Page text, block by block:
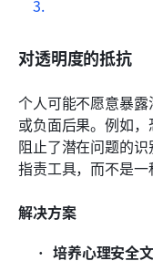
对透明度的抵抗
个人可能不愿意暴
或负面后果。例如，
阻止了潜在问题的
指责工具，而不是一
解决方案
培养心理安全文